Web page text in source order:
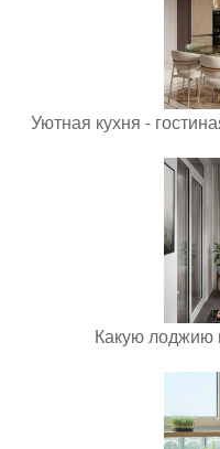
Уютная кухня -
Какую лоджию